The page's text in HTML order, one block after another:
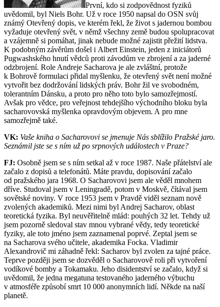
První, kdo si zodpovědnost fyziků
uvědomil, byl Niels Bohr. Už v roce 1950 napsal do OSN svůj
známý Otevřený dopis, ve kterém řekl, že život s jadernou bombou
vyžaduje otevřený svět, v němž všechny země budou spolupracovat
a vzájemně si pomáhat, jinak nebude možné zajistit přežití lidstva.
K podobným závěrům došel i Albert Einstein, jeden z iniciátorů
Pugwashského hnutí vědců proti závodům ve zbrojení a za jaderné
odzbrojení. Role Andreje Sacharova je ale zvláštní, protože
k Bohrově formulaci přidal myšlenku, že otevřený svět není možné
vytvořit bez dodržování lidských práv. Bohr žil ve svobodném,
tolerantním Dánsku, a proto pro něho toto bylo samozřejmostí.
Avšak pro vědce, pro veřejnost tehdejšího východního bloku byla
sacharovovská myšlenka opravdovým objevem. A pro mne
samozřejmě také.
VK: Vaše kniha o Sacharovovi se jmenuje Nás sblížilo Pražské jaro.
Seznámil jste se s ním už po srpnových událostech v Praze?
FJ: Osobně jsem se s ním setkal až v roce 1987. Naše přátelství ale
začalo z dopisů a telefonátů. Máte pravdu, dopisování začalo
od pražského jara 1968. O Sacharovovi jsem ale věděl mnohem
dříve. Studoval jsem v Leningradě, potom v Moskvě, čítával jsem
sovětské noviny. V roce 1953 jsem v Pravdě viděl seznam nově
zvolených akademiků. Mezi nimi byl Andrej Sacharov, oblast
teoretická fyzika. Byl neuvěřitelně mlád: pouhých 32 let. Tehdy už
jsem pozorně sledoval stav mnou vybrané vědy, tedy teoretické
fyziky, ale toto jméno jsem zaznamenal poprvé. Zeptal jsem se
na Sacharova svého učitele, akademika Focka. Vladimir
Alexandrovič mi záhadně řekl: Sacharov byl zvolen za tajné práce.
Teprve později jsem se dozvěděl o Sacharovově roli při vytvoření
vodíkové bomby a Tokamaku. Jeho disidentství se začalo, když si
uvědomil, že jedna megatuna testovaného jaderného výbuchu
v atmosféře způsobí smrt 10 000 anonymních lidí. Někde na naší
planetě.